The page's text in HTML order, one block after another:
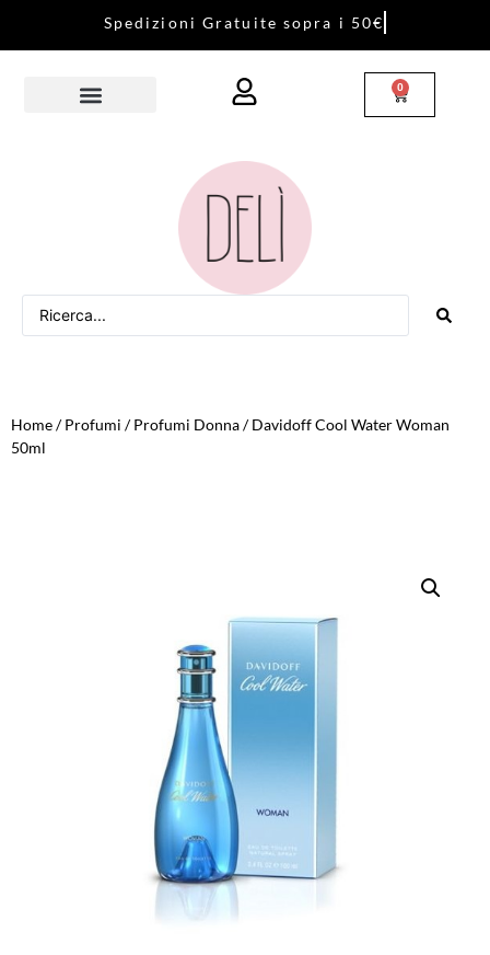
Sped izi on i Gratu ite sopra i 50€
0
Home/Profumi /Profumi Donna/ Davidoff Cool Water Woman
50ml